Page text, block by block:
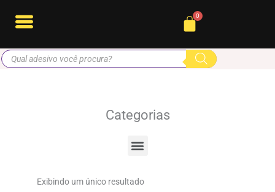
para
conteúdo
Cart
Pesquisar
produtos
Categorias
Menu
Exibindo um único resultado